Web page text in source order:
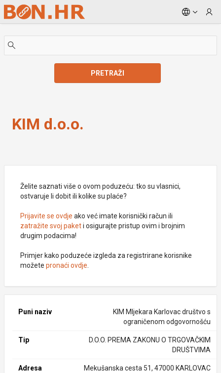
Skip to Main Content
PRETRAŽI
KIM d.o.o.
Želite saznati više o ovom poduzeću: tko su vlasnici,
ostvaruje li dobit ili kolike su plaće?
Prijavite se ovdje ako već imate korisnički račun ili
zatražite svoj paketi osigurajte pristup ovim i brojnim
drugim podacima!
Primjer kako poduzeće izgleda za registrirane korisnike
možete pronaći ovdje
Puni naziv
KIM Mljekara Karlovac društvo s
ograničenom odgovornošću
Tip
D.O.O. PREMA ZAKONU O TRGOVAČKIM
DRUŠTVIMA
Adresa Mekušanska cesta 51, 47000 KARLOVAC